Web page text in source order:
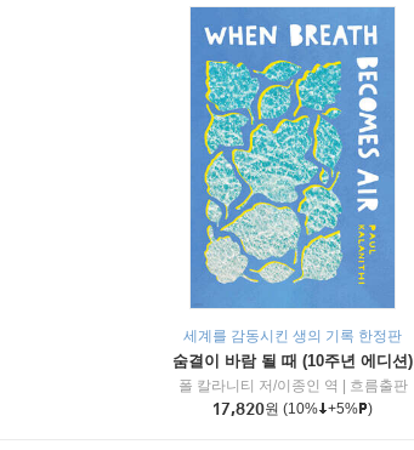
미래엔아이세움
세계를 감동시킨 생의 기록 한정판
숨결이 바람 될 때 (10주년 에디션)
폴 칼라니티 저/이종인 역
흐름출판
17,820원 (10% +5% )